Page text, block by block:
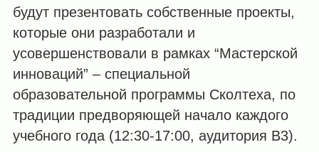
будут презентовать собственные проекты,
которые они разработали и
усовершенствовали в рамках “Мастерской
инноваций” – специальной
образовательной программы Сколтеха, по
традиции предворяющей начало каждого
учебного года (12:30-17:00, аудитория B3).